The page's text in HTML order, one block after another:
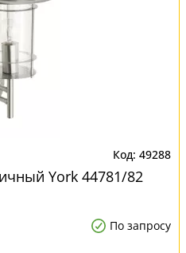
49288
York 44781/82
По запросу